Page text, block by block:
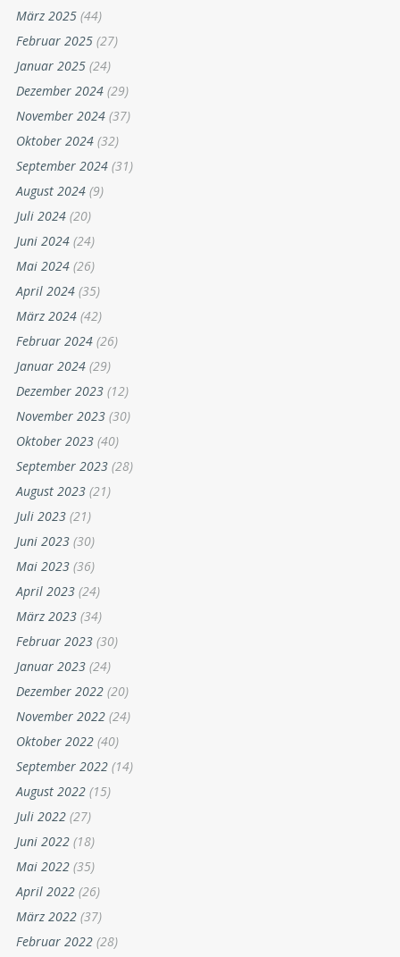
März 2025 (44)
Februar 2025 (27)
Januar 2025 (24)
Dezember 2024 (29)
November 2024 (37)
Oktober 2024 (32)
September 2024 (31)
August 2024 (9)
Juli 2024 (20)
Juni 2024 (24)
Mai 2024 (26)
April 2024 (35)
März 2024 (42)
Februar 2024 (26)
Januar 2024 (29)
Dezember 2023 (12)
November 2023 (30)
Oktober 2023 (40)
September 2023 (28)
August 2023 (21)
Juli 2023 (21)
Juni 2023 (30)
Mai 2023 (36)
April 2023 (24)
März 2023 (34)
Februar 2023 (30)
Januar 2023 (24)
Dezember 2022 (20)
November 2022 (24)
Oktober 2022 (40)
September 2022 (14)
August 2022 (15)
Juli 2022 (27)
Juni 2022 (18)
Mai 2022 (35)
April 2022 (26)
März 2022 (37)
Februar 2022 (28)